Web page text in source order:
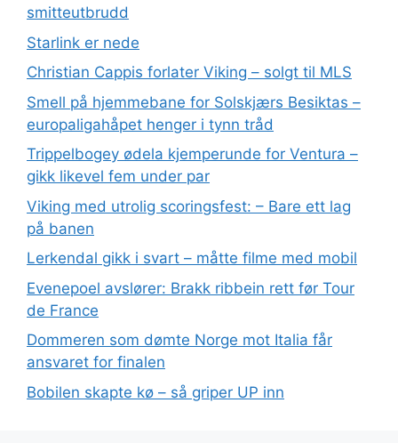
smitteutbrudd
Starlink er nede
Christian Cappis forlater Viking – solgt til MLS
Smell på hjemmebane for Solskjærs Besiktas –
europaligahåpet henger i tynn tråd
Trippelbogey ødela kjemperunde for Ventura –
gikk likevel fem under par
Viking med utrolig scoringsfest: – Bare ett lag
på banen
Lerkendal gikk i svart – måtte filme med mobil
Evenepoel avslører: Brakk ribbein rett før Tour
de France
Dommeren som dømte Norge mot Italia får
ansvaret for finalen
Bobilen skapte kø – så griper UP inn